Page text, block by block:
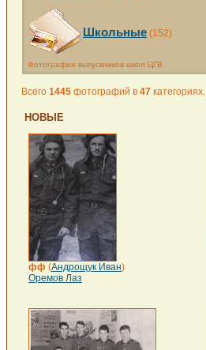
Школьные (152)
Фотографии выпускников школ ЦГВ
Всего 1445 фотографий в 47 категориях.
НОВЫЕ
фф (Андрощук Иван)
Оремов Лаз